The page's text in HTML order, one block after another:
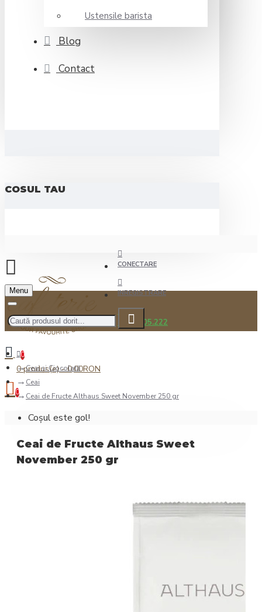
Ustensile barista
Blog
Contact
COSUL TAU
CONECTARE
INREGISTRARE
0722.505.222
Menu
0
0 produs(e) - 0,00RON
0
Coșul este gol!
Ceai şi Ciocolată
Ceai
Ceai de Fructe Althaus Sweet November 250 gr
Ceai de Fructe Althaus Sweet
November 250 gr